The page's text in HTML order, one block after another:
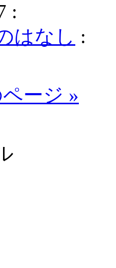
:
はなし :
ージ »